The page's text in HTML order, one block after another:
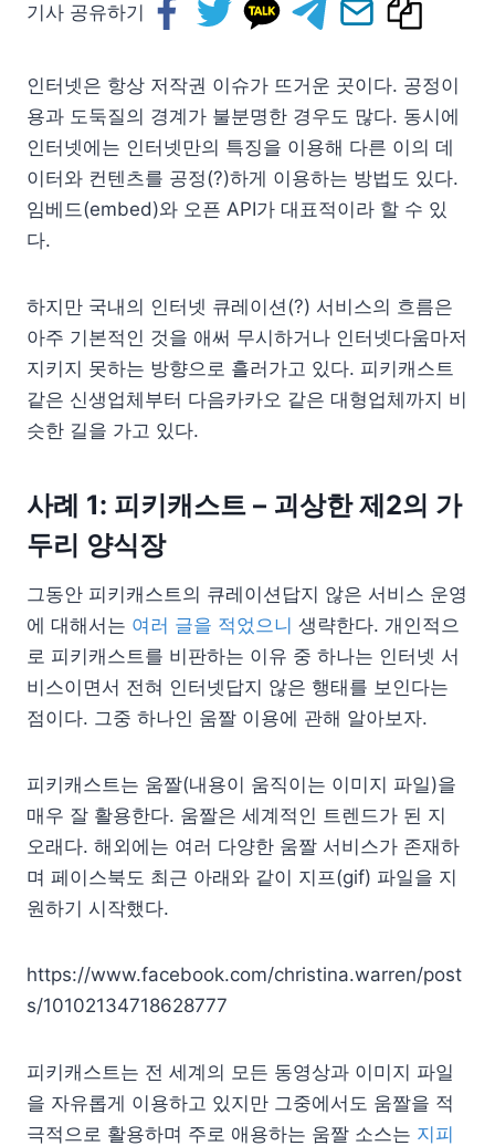
기사 공유하기
인터넷은 항상 저작권 이슈가 뜨거운 곳이다. 공정이
용과 도둑질의 경계가 불분명한 경우도 많다. 동시에
인터넷에는 인터넷만의 특징을 이용해 다른 이의 데
이터와 컨텐츠를 공정(?)하게 이용하는 방법도 있다.
임베드(embed)와 오픈 API가 대표적이라 할 수 있
다.
하지만 국내의 인터넷 큐레이션(?) 서비스의 흐름은
아주 기본적인 것을 애써 무시하거나 인터넷다움마저
지키지 못하는 방향으로 흘러가고 있다. 피키캐스트
같은 신생업체부터 다음카카오 같은 대형업체까지 비
슷한 길을 가고 있다.
사례 1: 피키캐스트 – 괴상한 제2의 가
두리 양식장
그동안 피키캐스트의 큐레이션답지 않은 서비스 운영
에 대해서는 여러 글을 적었으니 생략한다. 개인적으
로 피키캐스트를 비판하는 이유 중 하나는 인터넷 서
비스이면서 전혀 인터넷답지 않은 행태를 보인다는
점이다. 그중 하나인 움짤 이용에 관해 알아보자.
피키캐스트는 움짤(내용이 움직이는 이미지 파일)을
매우 잘 활용한다. 움짤은 세계적인 트렌드가 된 지
오래다. 해외에는 여러 다양한 움짤 서비스가 존재하
며 페이스북도 최근 아래와 같이 지프(gif) 파일을 지
원하기 시작했다.
https://www.facebook.com/christina.warren/post
s/10102134718628777
피키캐스트는 전 세계의 모든 동영상과 이미지 파일
을 자유롭게 이용하고 있지만 그중에서도 움짤을 적
극적으로 활용하며 주로 애용하는 움짤 소스는 지피